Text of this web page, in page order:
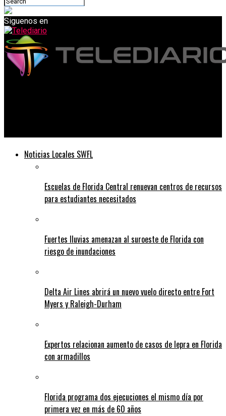
Siguenos en
Noticias Locales SWFL
Escuelas de Florida Central renuevan centros de recursos
para estudiantes necesitados
Fuertes lluvias amenazan al suroeste de Florida con
riesgo de inundaciones
Delta Air Lines abrirá un nuevo vuelo directo entre Fort
Myers y Raleigh-Durham
Expertos relacionan aumento de casos de lepra en Florida
con armadillos
Florida programa dos ejecuciones el mismo día por
primera vez en más de 60 años